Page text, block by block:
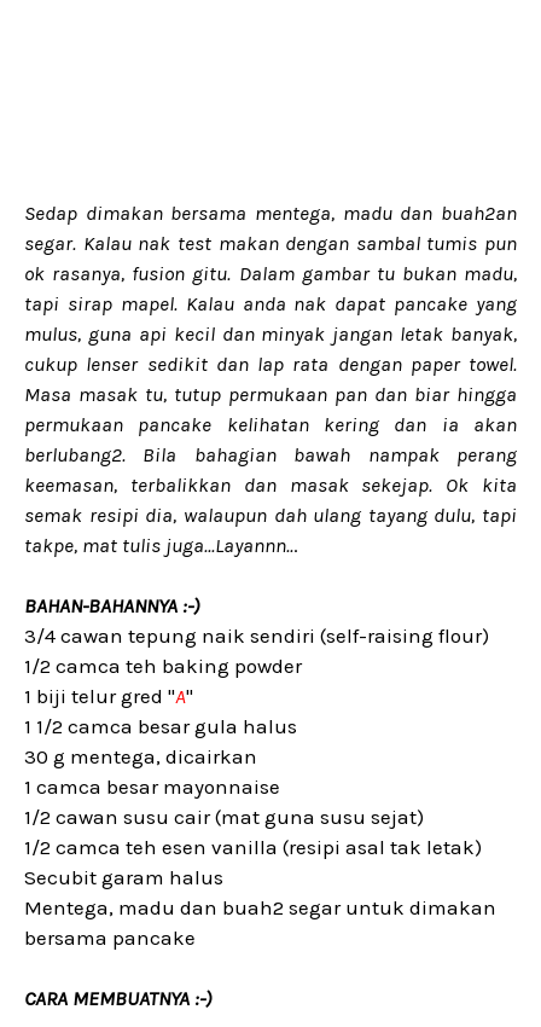
Sedap dimakan bersama mentega, madu dan buah2an
segar. Kalau nak test makan dengan sambal tumis pun
ok rasanya, fusion gitu. Dalam gambar tu bukan madu,
tapi sirap mapel. Kalau anda nak dapat pancake yang
mulus, guna api kecil dan minyak jangan letak banyak,
cukup lenser sedikit dan lap rata dengan paper towel.
Masa masak tu, tutup permukaan pan dan biar hingga
permukaan pancake kelihatan kering dan ia akan
berlubang2. Bila bahagian bawah nampak perang
keemasan, terbalikkan dan masak sekejap. Ok kita
semak resipi dia, walaupun dah ulang tayang dulu, tapi
takpe, mat tulis juga...Layannn...
BAHAN-BAHANNYA :-)
3/4 cawan tepung naik sendiri (self-raising flour)
1/2 camca teh baking powder
1 biji telur gred "A"
1 1/2 camca besar gula halus
30 g mentega, dicairkan
1 camca besar mayonnaise
1/2 cawan susu cair (mat guna susu sejat)
1/2 camca teh esen vanilla (resipi asal tak letak)
Secubit garam halus
Mentega, madu dan buah2 segar untuk dimakan
bersama pancake
CARA MEMBUATNYA :-)